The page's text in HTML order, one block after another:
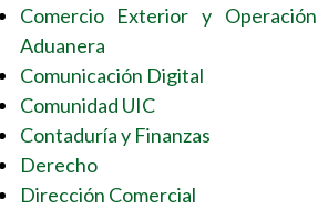
Comercio Exterior y Operación
Aduanera
Comunicación Digital
Comunidad UIC
Contaduría y Finanzas
Derecho
Dirección Comercial